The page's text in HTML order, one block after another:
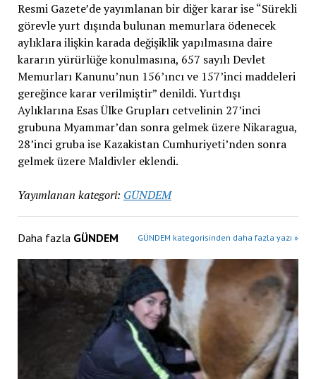
Resmi Gazete’de yayımlanan bir diğer karar ise “Sürekli
görevle yurt dışında bulunan memurlara ödenecek
aylıklara ilişkin karada değişiklik yapılmasına daire
kararın yürürlüğe konulmasına, 657 sayılı Devlet
Memurları Kanunu’nun 156’ıncı ve 157’inci maddeleri
gereğince karar verilmiştir” denildi. Yurtdışı
Aylıklarına Esas Ülke Grupları cetvelinin 27’inci
grubuna Myammar’dan sonra gelmek üzere Nikaragua,
28’inci gruba ise Kazakistan Cumhuriyeti’nden sonra
gelmek üzere Maldivler eklendi.
Yayımlanan kategori: GÜNDEM
Daha fazla GÜNDEM GÜNDEM kategorisinden daha fazla yazı »